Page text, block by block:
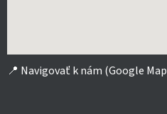
📍 Navigovať k nám (Google